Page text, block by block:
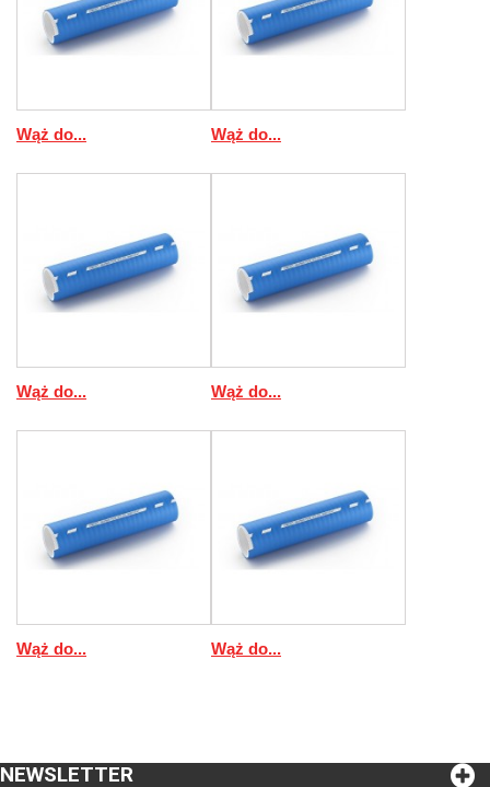
Wąż do... Wąż do...
Wąż do... Wąż do...
Wąż do... Wąż do...
NEWSLETTER